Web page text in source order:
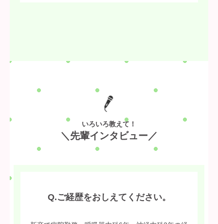
いろいろ教えて！
＼先輩インタビュー／
Q.ご経歴をおしえてください。